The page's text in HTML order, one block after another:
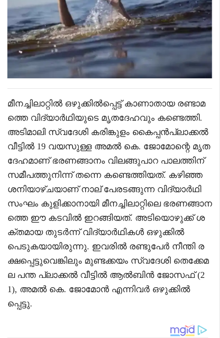
മീനച്ചിലാറ്റിൽ ഒഴുക്കിൽപ്പെട്ട് കാണാതായ രണ്ടാമ
ത്തെ വിദ്യാർഥിയുടെ മൃതദേഹവും കണ്ടെത്തി.
അടിമാലി സ്വദേശി കരിങ്കുളം കൈപ്പൻപ്ലാക്കൽ
വീട്ടിൽ 19 വയസുള്ള അമൽ കെ. ജോമോന്റെ മൃത
ദേഹമാണ് ഭരണങ്ങാനം വിലങ്ങുപാറ പാലത്തിന്
സമീപത്തുനിന്ന് തന്നെ കണ്ടെത്തിയത്. കഴിഞ്ഞ
ശനിയാഴ്ചയാണ് നാല് പേരടങ്ങുന്ന വിദ്യാർഥി
സംഘം കുളിക്കാനായി മീനച്ചിലാറ്റിലെ ഭരണങ്ങാന
ത്തെ ഈ കടവിൽ ഇറങ്ങിയത്. അടിയൊഴുക്ക് ശ
ക്തമായ തുടർന്ന് വിദ്യാർഥികൾ ഒഴുക്കിൽ
പെടുകയായിരുന്നു. ഇവരിൽ രണ്ടുപേർ നീന്തി ര
ക്ഷപ്പെട്ടുവെങ്കിലും മുണ്ടക്കയം സ്വദേശി തെക്കേമ
ല പന്ത പ്ലാക്കൽ വീട്ടിൽ ആൽബിൻ ജോസഫ് (2
1), അമൽ കെ. ജോമോൻ എന്നിവർ ഒഴുക്കിൽ
പ്പെട്ടു.